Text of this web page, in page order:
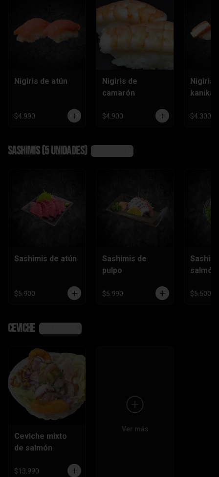
Nigiris de atún
$4.990
Nigiris de
camarón
$4.900
Nigiris
$4.300
Sashimis (5 unidades)
Sashimis de atún
$5.900
Sashimis de
pulpo
$5.990
salmón
$5.500
Ceviche
Ceviche mixto
de salmón
$13.990
Ver más